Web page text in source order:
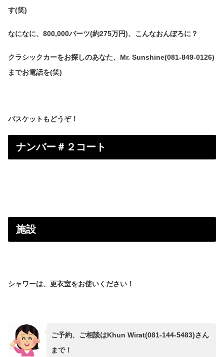
す(笑)
なになに、800,000バーツ(約275万円)、こんなおんぼろに？
クラシックカーをお探しのあなた、Mr. Sunshine(081-849-0126)
までお電話を(笑)
バスケットもどうぞ！
ナンバー＃２コート
施設
シャワーは、更衣室をお使いください！
ご予約、ご相談はKhun Wirat(081-144-5483)さん
まで！